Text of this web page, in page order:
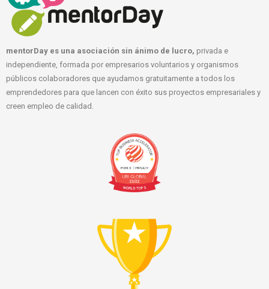
mentorDay es una asociación sin ánimo de lucro, privada e
independiente, formada por empresarios voluntarios y organismos
públicos colaboradores que ayudamos gratuitamente a todos los
emprendedores para que lancen con éxito sus proyectos empresariales y
creen empleo de calidad.